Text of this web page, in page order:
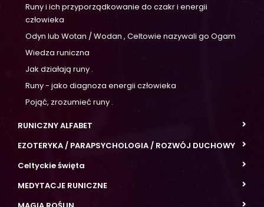
Runy i ich przyporządkowanie do czakr i energii
człowieka
Odyn lub Wotan / Wodan , Celtowie nazywali go Ogam
Wiedza runiczna
Jak działają runy .
Runy - jako diagnoza energii człowieka
Pojąć, zrozumieć runy .
RUNICZNY ALFABET
EZOTERYKA / PARAPSYCHOLOGIA / ROZWÓJ DUCHOWY
Celtyckie święta
MEDYTACJE RUNICZNE